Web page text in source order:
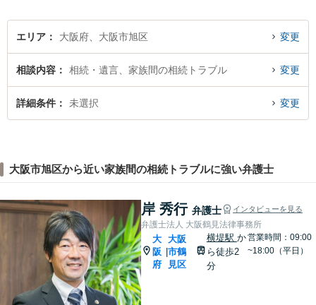
エリア 大阪府、大阪市旭区 変更
相談内容 相続・遺言、家族間の相続トラブル 変更
詳細条件 未選択 変更
大阪市旭区から近い家族間の相続トラブルに強い弁護士
岸 秀行 弁護士 インタビューを見る
弁護士法人 大阪鶴見法律事務所
大
阪
府
|
大阪
市鶴
見区
横堤駅 か
ら徒歩2
分
営業時間：09:00
~18:00（平日）